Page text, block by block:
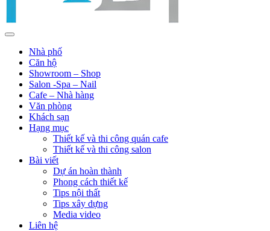
Nhà phố
Căn hộ
Showroom – Shop
Salon -Spa – Nail
Cafe – Nhà hàng
Văn phòng
Khách sạn
Hạng mục
Thiết kế và thi công quán cafe
Thiết kế và thi công salon
Bài viết
Dự án hoàn thành
Phong cách thiết kế
Tips nội thất
Tips xây dựng
Media video
Liên hệ